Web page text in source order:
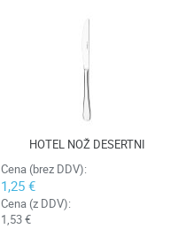
HOTEL NOŽ DESERTNI
Cena (brez DDV):
1,25 €
Cena (z DDV):
1,53 €